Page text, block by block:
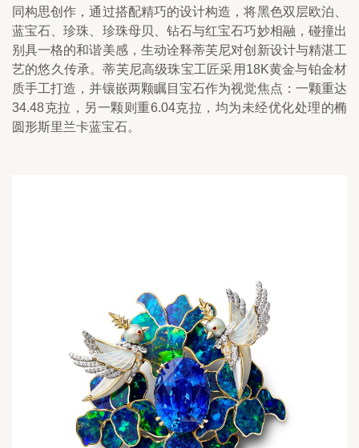
同构思创作，通过搭配精巧的设计构造，将黑色双层欧泊、
蓝宝石、珍珠、珍珠母贝、钻石与红宝石巧妙相融，碰撞出
别具一格的和谐美感，生动诠释蒂芙尼对创新设计与精湛工
艺的悠久传承。蒂芙尼高级珠宝工匠采用18K黄金与铂金材
质手工打造，并镶嵌两颗瞩目宝石作为视觉焦点：一颗重达
34.48克拉，另一颗则重6.04克拉，均为未经优化处理的椭
圆形斯里兰卡蓝宝石。